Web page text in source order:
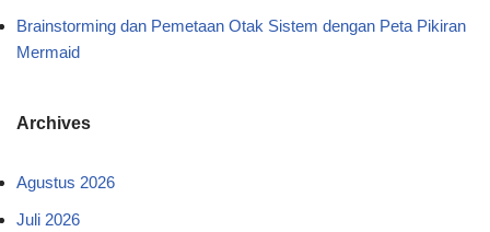
Brainstorming dan Pemetaan Otak Sistem dengan Peta Pikiran
Mermaid
Archives
Agustus 2026
Juli 2026